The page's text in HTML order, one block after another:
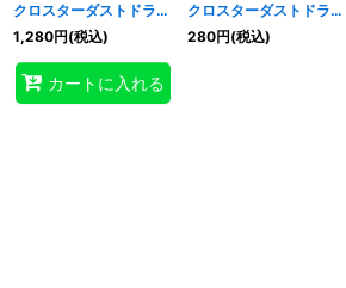
クロスターダストドラゴ
ン【クォーターセンチュ
リーシークレット】
{QCDB-JP036}《シン
クロ》
1,280円(税込)
カートに入れる
クロスターダストドラゴ
ン【シークレット】
{QCDB-JP036}《シン
280円(税込)